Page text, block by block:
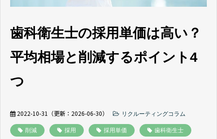
歯科衛生士の採用単価は高い？
平均相場と削減するポイント4
つ
2022-10-31 （更新： 2026-06-30） リクルーティングコラム
削減 採用 採用単価 歯科衛生士